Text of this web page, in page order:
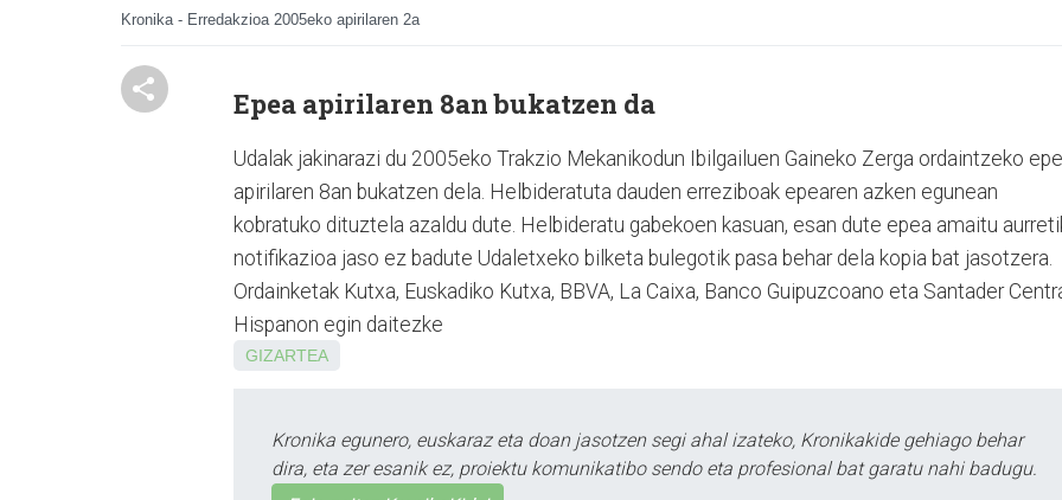
Kronika - Erredakzioa 2005eko apirilaren 2a
Epea apirilaren 8an bukatzen da
Udalak jakinarazi du 2005eko Trakzio Mekanikodun Ibilgailuen Gaineko Zerga ordaintzeko
apirilaren 8an bukatzen dela. Helbideratuta dauden erreziboak epearen azken egunean
kobratuko dituztela azaldu dute. Helbideratu gabekoen kasuan, esan dute epea amaitu
notifikazioa jaso ez badute Udaletxeko bilketa bulegotik pasa behar dela kopia bat jasotzera.
Ordainketak Kutxa, Euskadiko Kutxa, BBVA, La Caixa, Banco Guipuzcoano eta Santader
Hispanon egin daitezke
GIZARTEA
Kronika egunero, euskaraz eta doan jasotzen segi ahal izateko, Kronikakide gehiago behar
dira, eta zer esanik ez, proiektu komunikatibo sendo eta profesional bat garatu nahi badugu.